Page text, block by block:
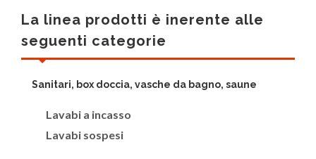
La linea prodotti è inerente alle
seguenti categorie
Sanitari, box doccia, vasche da bagno, saune
Lavabi a incasso
Lavabi sospesi